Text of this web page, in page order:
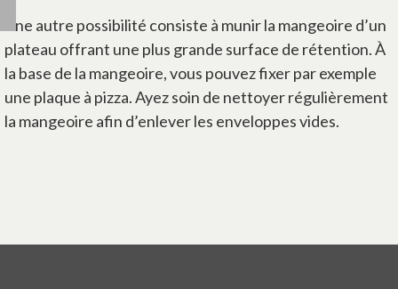
Une autre possibilité consiste à munir la mangeoire d’un
plateau offrant une plus grande surface de rétention. À
la base de la mangeoire, vous pouvez fixer par exemple
une plaque à pizza. Ayez soin de nettoyer régulièrement
la mangeoire afin d’enlever les enveloppes vides.